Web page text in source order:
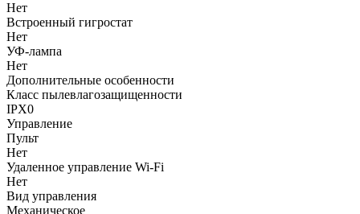
Нет
Встроенный гигростат
Нет
УФ-лампа
Нет
Дополнительные особенности
Класс пылевлагозащищенности
IPX0
Управление
Пульт
Нет
Удаленное управление Wi-Fi
Нет
Вид управления
Механическое